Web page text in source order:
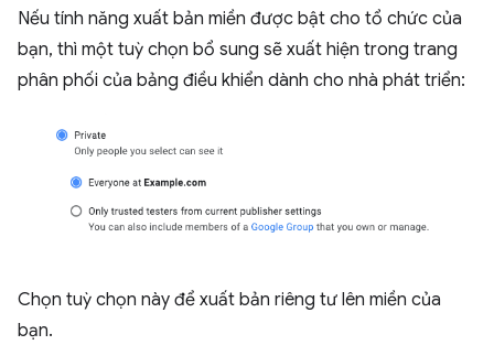
Nếu tính năng xuất bản miền được bật cho tổ chức của
bạn, thì một tuỳ chọn bổ sung sẽ xuất hiện trong trang
phân phối của bảng điều khiển dành cho nhà phát triển:
Chọn tuỳ chọn này để xuất bản riêng tư lên miền của
bạn.